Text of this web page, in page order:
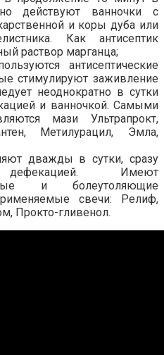
действуют ванночки с
и коры дуба или
Как антисептик
раствор марганца;
антисептические
стимулируют заживление
неоднократно в сутки
и ванночкой. Самыми
мази Ультрапрокт,
Метилурацил, Эмла,
дважды в сутки, сразу
Имеют
и болеутоляющие
свечи: Релиф,
Прокто-гливенол.